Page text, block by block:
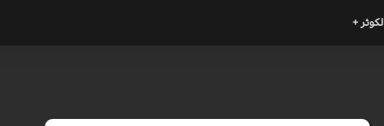
الكوثر +